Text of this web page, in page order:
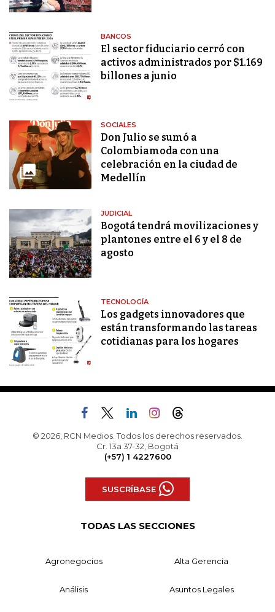
BANCOS
El sector fiduciario cerró con
activos administrados por $1.169
billones a junio
SOCIALES
Don Julio se sumó a
Colombiamoda con una
celebración en la ciudad de
Medellín
JUDICIAL
Bogotá tendrá movilizaciones y
plantones entre el 6 y el 8 de
agosto
TECNOLOGÍA
Los gadgets innovadores que
están transformando las tareas
cotidianas para los hogares
© 2026, RCN Medios. Todos los derechos reservados.
Cr. 13a 37-32, Bogotá
(+57) 1 4227600
SUSCRÍBASE
TODAS LAS SECCIONES
Agronegocios Alta Gerencia
Análisis Asuntos Legales